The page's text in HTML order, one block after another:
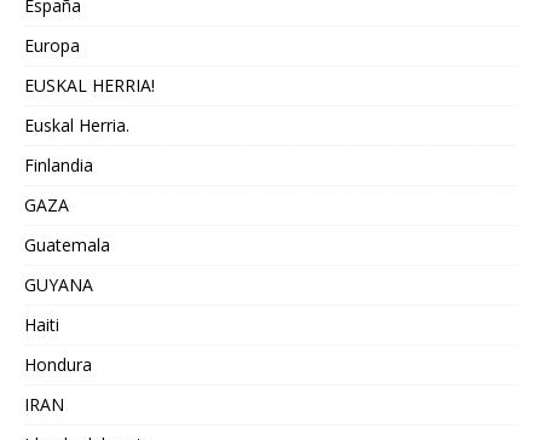
España
Europa
EUSKAL HERRIA!
Euskal Herria.
Finlandia
GAZA
Guatemala
GUYANA
Haiti
Hondura
IRAN